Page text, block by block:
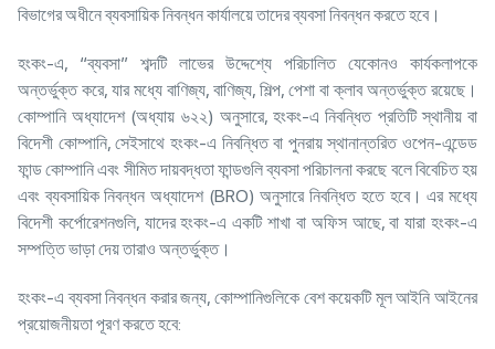
বিভাগের অধীনে ব্যবসায়িক নিবন্ধন কার্যালয়ে তাদের ব্যবসা নিবন্ধন করতে হবে।
হংকং-এ, “ব্যবসা” শব্দটি লাভের উদ্দেশ্যে পরিচালিত যেকোনও কার্যকলাপকে
অন্তর্ভুক্ত করে, যার মধ্যে বাণিজ্য, বাণিজ্য, শিল্প, পেশা বা ক্লাব অন্তর্ভুক্ত রয়েছে।
কোম্পানি অধ্যাদেশ (অধ্যায় ৬২২) অনুসারে, হংকং-এ নিবন্ধিত প্রতিটি স্থানীয় বা
বিদেশী কোম্পানি, সেইসাথে হংকং-এ নিবন্ধিত বা পুনরায় স্থানান্তরিত ওপেন-এন্ডেড
ফান্ড কোম্পানি এবং সীমিত দায়বদ্ধতা ফান্ডগুলি ব্যবসা পরিচালনা করছে বলে বিবেচিত হয়
এবং ব্যবসায়িক নিবন্ধন অধ্যাদেশ (BRO) অনুসারে নিবন্ধিত হতে হবে। এর মধ্যে
বিদেশী কর্পোরেশনগুলি, যাদের হংকং-এ একটি শাখা বা অফিস আছে, বা যারা হংকং-এ
সম্পত্তি ভাড়া দেয় তারাও অন্তর্ভুক্ত।
হংকং-এ ব্যবসা নিবন্ধন করার জন্য, কোম্পানিগুলিকে বেশ কয়েকটি মূল আইনি আইনের
প্রয়োজনীয়তা পূরণ করতে হবে: